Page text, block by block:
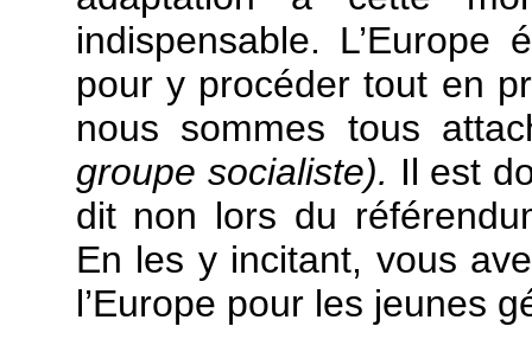
indispensable.
pour y procéder tout en
nous sommes tous
groupe socialiste). Il est
dit non lors du
En les y incitant, vous
l’Europe pour les jeunes